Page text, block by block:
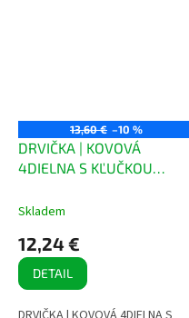
13,60 € –10 %
DRVIČKA | KOVOVÁ
4DIELNA S KĽUČKOU
Skladem
12,24 €
DETAIL